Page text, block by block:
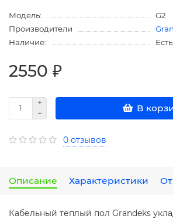
Модель:
G2
Производители
Наличие:
2550 ₽
В
0 отзывов
Описание Характеристики
Кабельный теплый пол Grandeks